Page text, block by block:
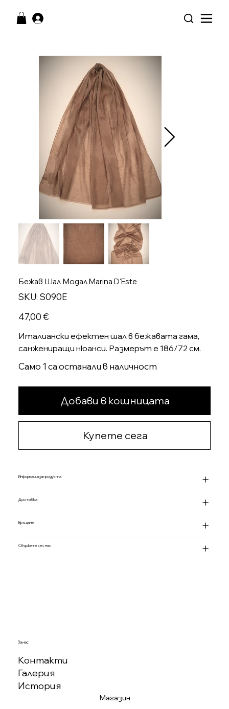
Бежав Шал Модал Marina D'Este
SKU: SKU
S090E
S090E
Цена
47,00 €
Италиански ефектен шал в бежавата гама,
санжениращи нюанси. Размерът е 186/72 см.
Само 1 са останали в наличност
Добави в кошницата
Купете сега
Информация за продукта
Доставка
Връщане
Свържете се с нас
За нас
Контакти
Галерия
История
Магазин